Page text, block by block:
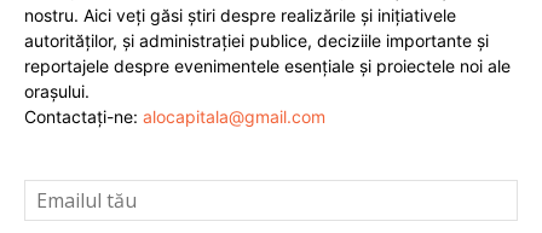
nostru. Aici veți găsi știri despre realizările și inițiativele
autorităților, și administrației publice, deciziile importante și
reportajele despre evenimentele esențiale și proiectele noi ale
orașului.
Contactați-ne: alocapitala@gmail.com